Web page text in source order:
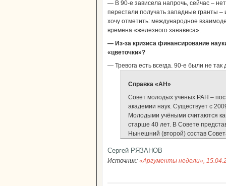
— В 90-е зависела напрочь, сейчас –
перестали получать западные гранты –
хочу отметить: международное
времена «железного занавеса».
— Из-за кризиса финансирование
«цветочки»?
— Тревога есть всегда. 90-е были не так
Справка «АН»
Совет молодых учёных РАН –
академии наук. Существует с
Молодыми учёными считаются
старше 40 лет. В Совете
Нынешний (второй) состав
Сергей РЯЗАНОВ
Источник: «Аргументы недели»,